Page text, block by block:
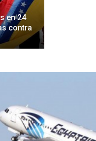
en 24
contra